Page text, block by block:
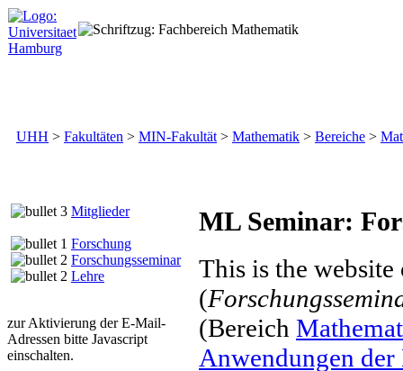
UHH > Fakultäten > MIN-Fakultät > Mathematik > Bereiche >
Mitglieder
Forschung
Forschungsseminar
Lehre
zur Aktivierung der E-Mail-
Adressen bitte Javascript
einschalten.
ML Seminar:
This is the website
(
(Bereich
Anwendungen